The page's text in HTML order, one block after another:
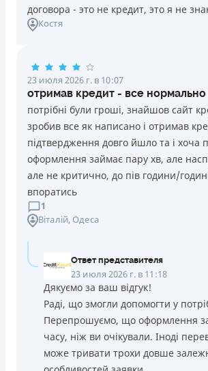
договора - это не кредит, это я не
Костя
23 июля 2026 г. в 10:07
отримав кредит - все нормально
потрібні були гроші, знайшов сайт
зробив все як написано і отримав
підтвердження довго йшло та і хоча
оформлення займає пару хв, але
але не критично, до пів години/
впоратись
1
Віталій, Одеса
Ответ представителя
23 июля 2026 г. в 11:18
Дякуємо за ваш відгук!
Раді, що змогли допомогти у
Перепрошуємо, що оформлення
часу, ніж ви очікували. Іноді
може тривати трохи довше